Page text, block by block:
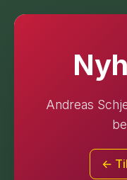
Andreas
←